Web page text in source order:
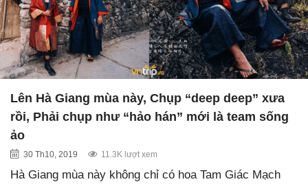
Lên Hà Giang mùa này, Chụp “deep deep” xưa
rồi, Phải chụp như “hảo hán” mới là team sống
ảo
30 Th10, 2019 11.3K lượt xem
Hà Giang mùa này không chỉ có hoa Tam Giác Mạch